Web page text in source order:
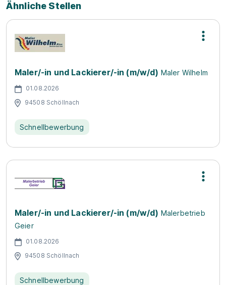
Ähnliche Stellen
Maler/-in und Lackierer/-in (m/w/d) Maler Wilhelm
01.08.2026
94508 Schöllnach
Schnellbewerbung
Maler/-in und Lackierer/-in (m/w/d) Malerbetrieb
Geier
01.08.2026
94508 Schöllnach
Schnellbewerbung